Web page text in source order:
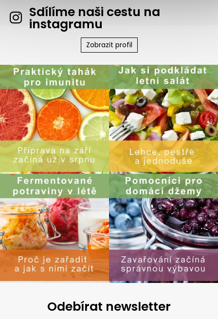
Sdílíme naši cestu na
instagramu
Zobrazit profil
Odebírat newsletter